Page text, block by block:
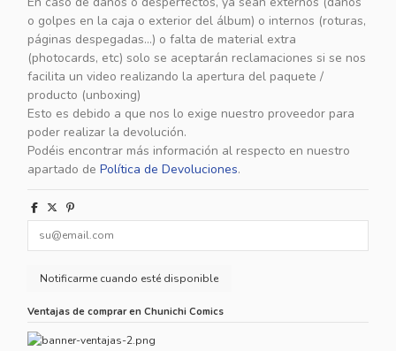
o golpes en la caja o exterior del álbum) o internos (roturas,
páginas despegadas...) o falta de material extra
(photocards, etc) solo se aceptarán reclamaciones si se nos
facilita un video realizando la apertura del paquete /
producto (unboxing)
Esto es debido a que nos lo exige nuestro proveedor para
poder realizar la devolución.
Podéis encontrar más información al respecto en nuestro
apartado de Política de Devoluciones.
Ventajas de comprar en Chunichi Comics